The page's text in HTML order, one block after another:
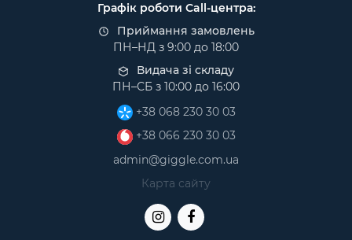
Графік роботи Call-центра:
Приймання замовлень
ПН–НД з 9:00 до 18:00
Видача зі складу
ПН–СБ з 10:00 до 16:00
+38 068 230 30 03
+38 066 230 30 03
admin@giggle.com.ua
Карта сайту